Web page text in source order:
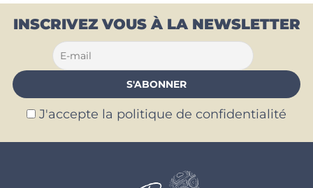
INSCRIVEZ VOUS À LA NEWSLETTER
J'accepte la politique de confidentialité